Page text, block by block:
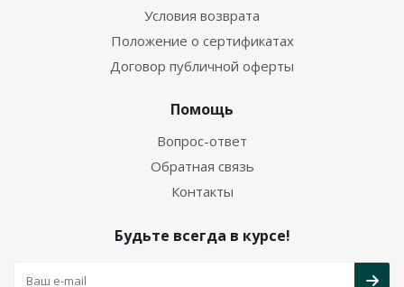
Условия возврата
Положение о сертификатах
Договор публичной оферты
Помощь
Вопрос-ответ
Обратная связь
Контакты
Будьте всегда в курсе!